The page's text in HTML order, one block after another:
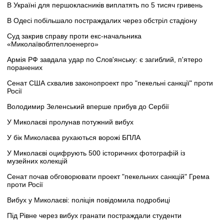
В Україні для першокласників виплатять по 5 тисяч гривень
В Одесі побільшало постраждалих через обстріл стадіону
Суд закрив справу проти екс-начальника
«Миколаївоблтеплоенерго»
Армія РФ завдала удар по Слов'янську: є загиблий, п'ятеро
поранених
Сенат США схвалив законопроект про "пекельні санкції" проти
Росії
Володимир Зеленський вперше прибув до Сербії
У Миколаєві пролунав потужний вибух
У бік Миколаєва рухаються ворожі БПЛА
У Миколаєві оцифрують 500 історичних фотографій із
музейних колекцій
Сенат почав обговорювати проект "пекельних санкцій" Грема
проти Росії
Вибух у Миколаєві: поліція повідомила подробиці
Під Рівне через вибух гранати постраждали студенти